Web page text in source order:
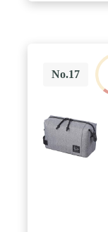
No.17